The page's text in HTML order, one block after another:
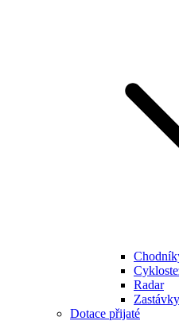
Radar
Zastávky
Dotace přijaté